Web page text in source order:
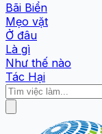
Bãi Biển
Mẹo vặt
Ở đâu
Là gì
Như thế nào
Tác Hại